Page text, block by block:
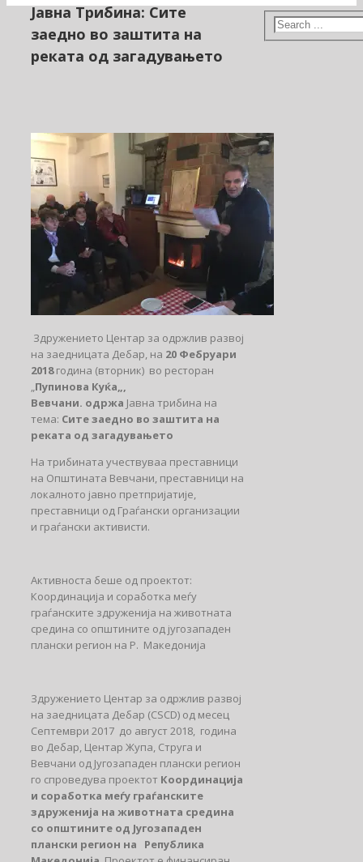
Јавна Трибина: Сите
заедно во заштита на
реката од загадувањето
Здружението Центар за одржлив развој
на заедницата Дебар, на 20 Фебруари
2018година (вторник) во ресторан
„Пупинова Куќа„,
Вевчани. одржа Јавна трибина на
тема: Сите заедно во заштита на
реката од загадувањето
На трибината учествуваа преставници
на Општината Вевчани, преставници на
локалното јавно претпријатије,
преставници од Граѓански организации
и граѓански активисти.
Активноста беше од проектот:
Координација и соработка меѓу
граѓанските здруженија на животната
средина со општините од југозападен
плански регион на Р. Македонија
Здружението Центар за одржлив развој
на заедницата Дебар (CSCD) од месец
Септември 2017 до август 2018, година
во Дебар, Центар Жупа, Струга и
Вевчани од Југозападен плански регион
го спроведува проектот Координација
и соработка меѓу граѓанските
здруженија на животната средина
со општините од Југозападен
плански регион на Република